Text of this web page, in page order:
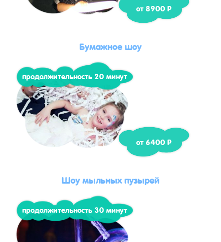
от 8900 Р
Бумажное шоу
продолжительность 20 минут
от 6400 Р
Шоу мыльных пузырей
продолжительность 30 минут